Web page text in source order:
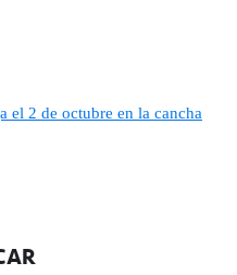
2 de octubre en la cancha